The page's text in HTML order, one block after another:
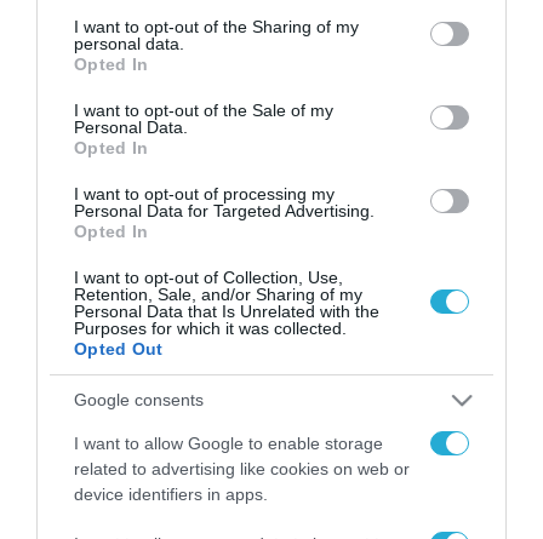
not limited to your visit or usage behaviour. You may click to
grant or deny consent to Google and its third-party tags to
use your data for below specified purposes in below Google
consent section.
I want to opt-out of the Sharing of my
personal data.
Opted In
I want to opt-out of the Sale of my
Personal Data.
Opted In
I want to opt-out of processing my
Personal Data for Targeted Advertising.
Opted In
I want to opt-out of Collection, Use,
Retention, Sale, and/or Sharing of my
Personal Data that Is Unrelated with the
Purposes for which it was collected.
Opted Out
Google consents
I want to allow Google to enable storage
related to advertising like cookies on web or
device identifiers in apps.